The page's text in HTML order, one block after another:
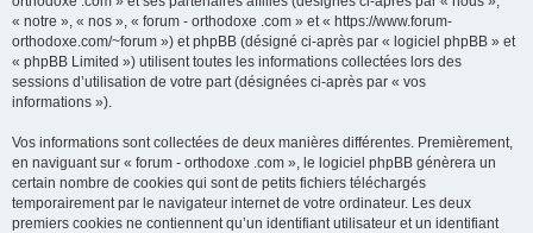
« notre », « nos », « forum - orthodoxe .com » et « https://www.forum-
orthodoxe.com/~forum ») et phpBB (désigné ci-après par « logiciel phpBB » et
« phpBB Limited ») utilisent toutes les informations collectées lors des
sessions d’utilisation de votre part (désignées ci-après par « vos
informations »).
Vos informations sont collectées de deux manières différentes. Premièrement,
en naviguant sur « forum - orthodoxe .com », le logiciel phpBB génèrera un
certain nombre de cookies qui sont de petits fichiers téléchargés
temporairement par le navigateur internet de votre ordinateur. Les deux
premiers cookies ne contiennent qu’un identifiant utilisateur et un identifiant